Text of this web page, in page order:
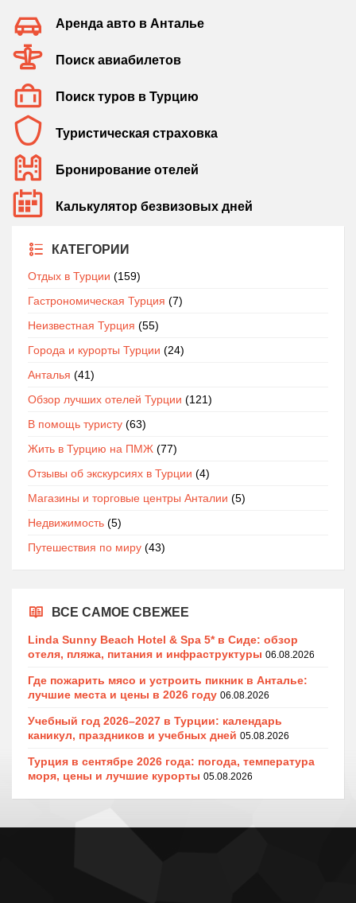
Аренда авто в Анталье
Поиск авиабилетов
Поиск туров в Турцию
Туристическая страховка
Бронирование отелей
Калькулятор безвизовых дней
КАТЕГОРИИ
Отдых в Турции (159)
Гастрономическая Турция (7)
Неизвестная Турция (55)
Города и курорты Турции (24)
Анталья (41)
Обзор лучших отелей Турции (121)
В помощь туристу (63)
Жить в Турцию на ПМЖ (77)
Отзывы об экскурсиях в Турции (4)
Магазины и торговые центры Анталии (5)
Недвижимость (5)
Путешествия по миру (43)
ВСЕ САМОЕ СВЕЖЕЕ
Linda Sunny Beach Hotel & Spa 5* в Сиде: обзор
отеля, пляжа, питания и инфраструктуры 06.08.2026
Где пожарить мясо и устроить пикник в Анталье:
лучшие места и цены в 2026 году 06.08.2026
Учебный год 2026–2027 в Турции: календарь
каникул, праздников и учебных дней 05.08.2026
Турция в сентябре 2026 года: погода, температура
моря, цены и лучшие курорты 05.08.2026